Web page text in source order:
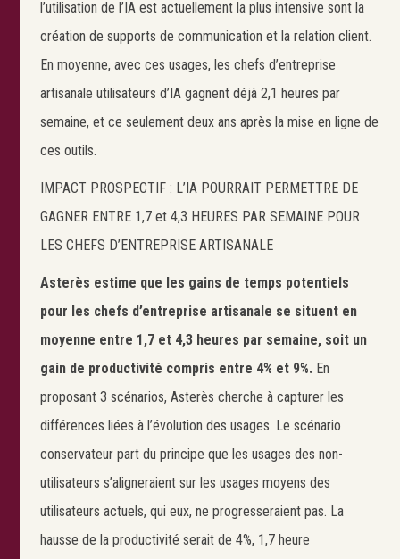
l’utilisation de l’IA est actuellement la plus intensive sont la
création de supports de communication et la relation client.
En moyenne, avec ces usages, les chefs d’entreprise
artisanale utilisateurs d’IA gagnent déjà 2,1 heures par
semaine, et ce seulement deux ans après la mise en ligne de
ces outils.
IMPACT PROSPECTIF : L’IA POURRAIT PERMETTRE DE
GAGNER ENTRE 1,7 et 4,3 HEURES PAR SEMAINE POUR
LES CHEFS D’ENTREPRISE ARTISANALE
Asterès estime que les gains de temps potentiels
pour les chefs d’entreprise artisanale se situent en
moyenne entre 1,7 et 4,3 heures par semaine, soit un
gain de productivité compris entre 4% et 9%.En
proposant 3 scénarios, Asterès cherche à capturer les
différences liées à l’évolution des usages. Le scénario
conservateur part du principe que les usages des non-
utilisateurs s’aligneraient sur les usages moyens des
utilisateurs actuels, qui eux, ne progresseraient pas. La
hausse de la productivité serait de 4%, 1,7 heure
Search